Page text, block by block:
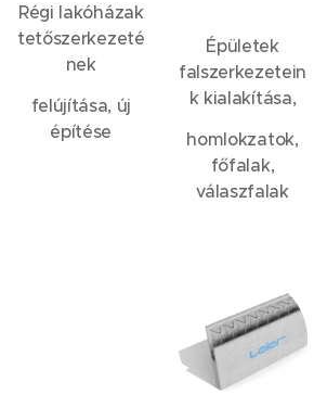
Régi lakóházak
tetőszerkezeté
nek
felújítása, új
építése
Épületek
falszerkezetein
k kialakítása,
homlokzatok,
főfalak,
válaszfalak